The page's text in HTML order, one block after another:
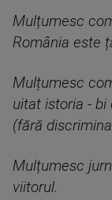
Mulțumesc
România este
Mulțumesc
uitat istoria - bi
(fără
Mulțumesc
viitorul.